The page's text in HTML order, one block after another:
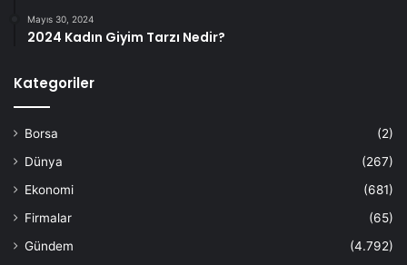
Mayıs 30, 2024
2024 Kadın Giyim Tarzı Nedir?
Kategoriler
Borsa
(2)
Dünya
(267)
Ekonomi
(681)
Firmalar
(65)
Gündem
(4.792)